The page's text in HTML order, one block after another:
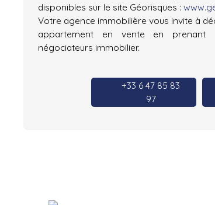
disponibles sur le site Géorisques :
Votre agence immobilière vous invite à
appartement en vente en prenant
négociateurs immobilier.
+33 6 47 85 83
97